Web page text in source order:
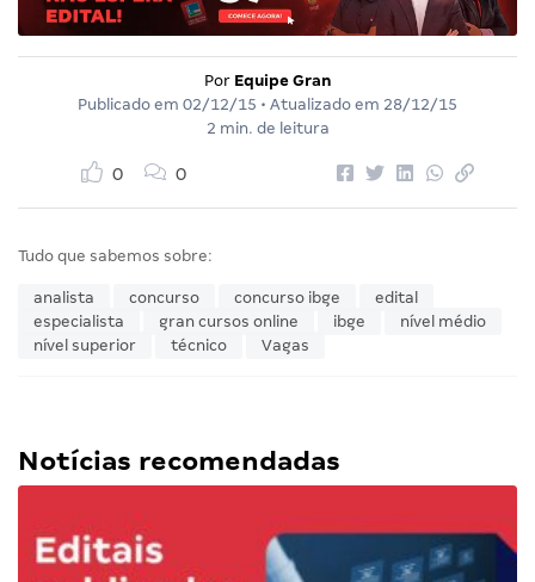
Por Equipe Gran
Publicado em 02/12/15 • Atualizado em 28/12/15
2 min. de leitura
0 0
Tudo que sabemos sobre:
analista concurso concurso ibge
edital
especialista
gran cursos online ibge
nível médio
nível superior
técnico Vagas
Notícias recomendadas